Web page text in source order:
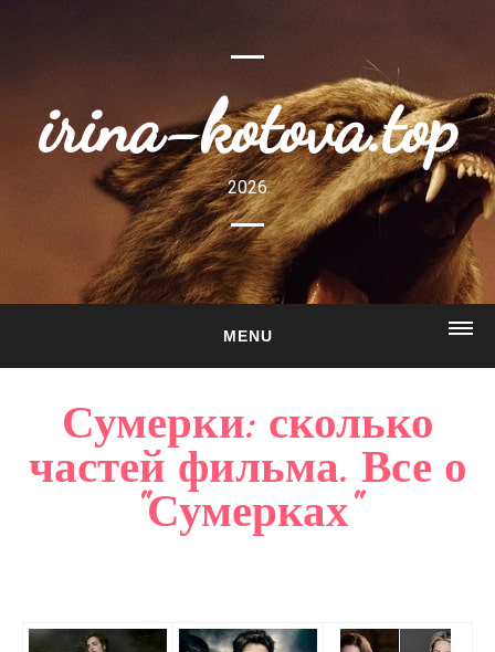
irina-kotova.top
2026
MENU
О САЙТЕ
ГАЛЕРЕЯ
Сумерки: сколько
частей фильма. Все о
"Сумерках"